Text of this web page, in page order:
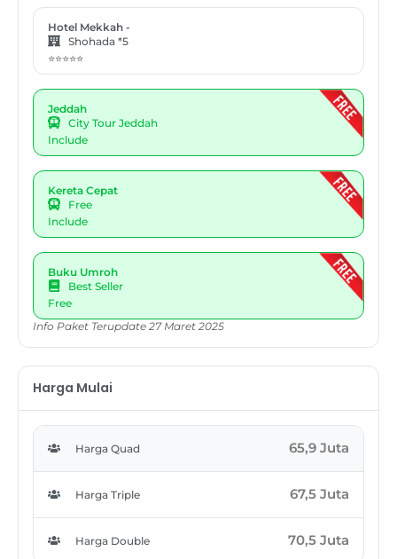
Hotel Mekkah -
Shohada *5
⭐⭐⭐⭐⭐
Jeddah
City Tour Jeddah
Include
Kereta Cepat
Free
Include
Buku Umroh
Best Seller
Free
Info Paket Terupdate 27 Maret 2025
Harga Mulai
Harga Quad 65,9 Juta
Harga Triple 67,5 Juta
Harga Double 70,5 Juta